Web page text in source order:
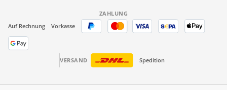
ZAHLUNG
Auf Rechnung
Vorkasse
VERSAND Spedition